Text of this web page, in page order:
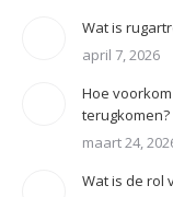
Wat is
april 7, 2026
Hoe
terugkomen?
maart 24,
Wat is de rol